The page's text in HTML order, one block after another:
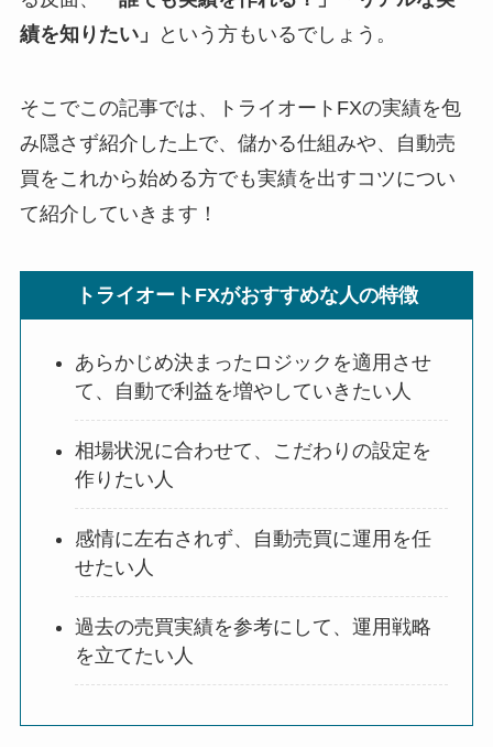
績を知りたい」
という方もいるでしょう。
そこでこの記事では、トライオートFXの実績を包
み隠さず紹介した上で、儲かる仕組みや、自動売
買をこれから始める方でも実績を出すコツについ
て紹介していきます！
トライオートFXがおすすめな人の特徴
あらかじめ決まったロジックを適用させ
て、自動で利益を増やしていきたい人
相場状況に合わせて、こだわりの設定を
作りたい人
感情に左右されず、自動売買に運用を任
せたい人
過去の売買実績を参考にして、運用戦略
を立てたい人